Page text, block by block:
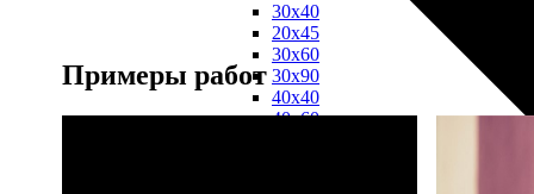
30х40
20х45
30х60
30х90
40х40
40х60
Примеры работ